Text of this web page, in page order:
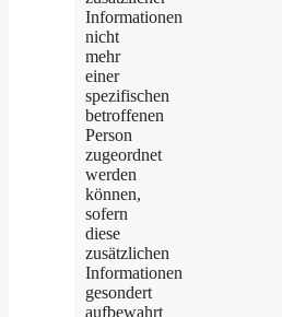
Informationen
nicht
mehr
einer
spezifischen
betroffenen
Person
zugeordnet
werden
können,
sofern
diese
zusätzlichen
Informationen
gesondert
aufbewahrt